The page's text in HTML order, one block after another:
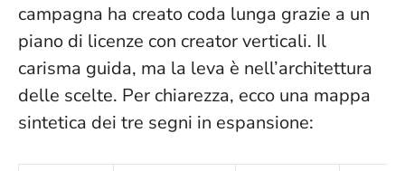
campagna ha creato coda lunga grazie a un
piano di licenze con creator verticali. Il
carisma guida, ma la leva è nell’architettura
delle scelte. Per chiarezza, ecco una mappa
sintetica dei tre segni in espansione: